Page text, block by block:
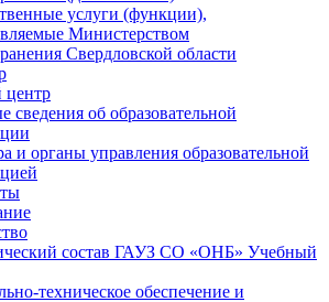
услуги (функции),
Министерством
Свердловской области
сведения об образовательной
и органы управления образовательной
состав ГАУЗ СО «ОНБ» Учебный
техническое обеспечение и